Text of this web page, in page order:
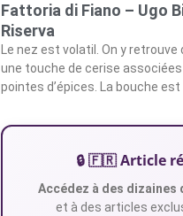
Fattoria di Fiano – Ugo
Riserva
Le nez est volatil. On y
une touche de cerise
pointes d’épices. La bouche
🔒 🇫🇷 Article
Accédez à des dizaines
et à des articles